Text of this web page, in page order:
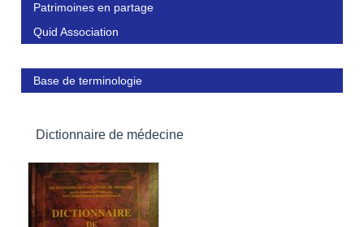
Patrimoines en partage
Quid Association
Base de terminologie
Dictionnaire de médecine